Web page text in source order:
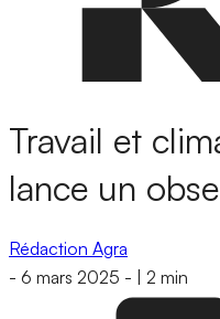
Travail et
lance un
Rédaction Agra
- 6 mars 2025 - 2 min